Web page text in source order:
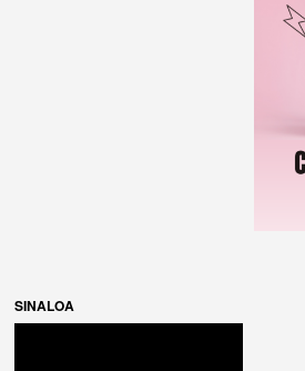
SINALOA